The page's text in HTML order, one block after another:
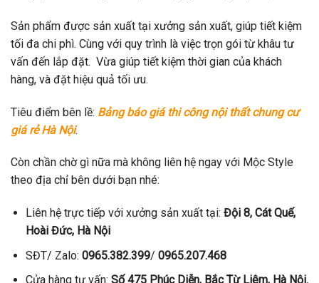
Sản phẩm được sản xuất tại xưởng sản xuất, giúp tiết kiệm
tối đa chi phì. Cùng với quy trình là việc trọn gói từ khâu tư
vấn đến lắp đặt. Vừa giúp tiết kiệm thời gian của khách
hàng, và đặt hiệu quả tối ưu.
Tiêu điểm bên lề: Bảng báo giá thi công nội thất chung cư
giá rẻ Hà Nội.
Còn chần chờ gì nữa mà không liên hệ ngay với Mộc Style
theo địa chỉ bên dưới bạn nhé:
Liên hệ trực tiếp với xưởng sản xuất tại: Đội 8, Cát Quế,
Hoài Đức, Hà Nội
SĐT/ Zalo: 0965.382.399/ 0965.207.468
Cửa hàng tư vấn: Số 475 Phúc Diễn, Bắc Từ Liêm, Hà Nội.